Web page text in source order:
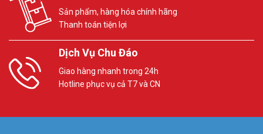
Sản phẩm, hàng hóa chính hãng
Thanh toán tiện lợi
Dịch Vụ Chu Đáo
Giao hàng nhanh trong 24h
Hotline phục vụ cả T7 và CN